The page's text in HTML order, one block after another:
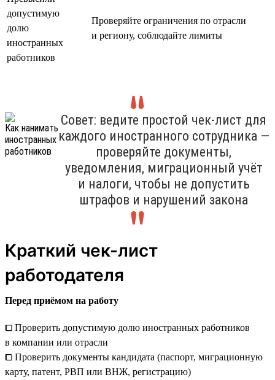
допустимую
долю
иностранных
работников
Проверяйте ограничения по отрасли
и региону, соблюдайте лимиты
Совет: ведите простой чек-лист для
каждого иностранного сотрудника —
проверяйте документы,
уведомления, миграционный учёт
и налоги, чтобы не допустить
штрафов и нарушений закона
Краткий чек-лист
работодателя
Перед приёмом на работу
⧠ Проверить допустимую долю иностранных работников
в компании или отрасли
⧠ Проверить документы кандидата (паспорт, миграционную
карту, патент, РВП или ВНЖ, регистрацию)